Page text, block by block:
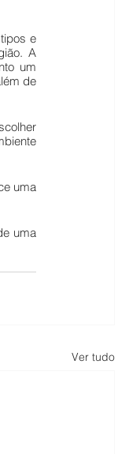
e
A
um
de
uma
uma
Ver tudo